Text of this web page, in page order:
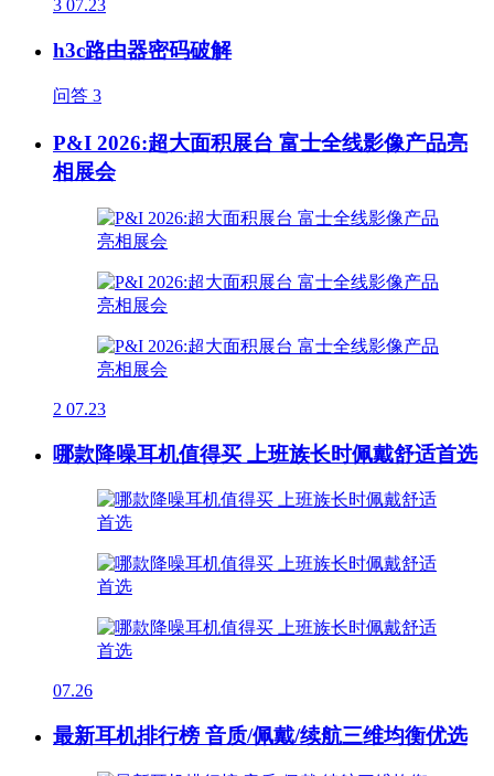
3 07.23
h3c路由器密码破解
问答 3
P&I 2026:超大面积展台 富士全线影像产品亮
相展会
2 07.23
哪款降噪耳机值得买 上班族长时佩戴舒适首选
07.26
最新耳机排行榜 音质/佩戴/续航三维均衡优选